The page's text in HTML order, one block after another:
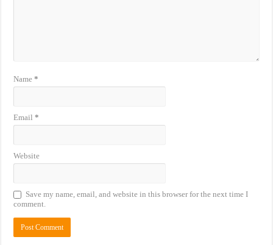
Name*
Email*
Website
Save my name, email, and website in this browser for the next time I
comment.